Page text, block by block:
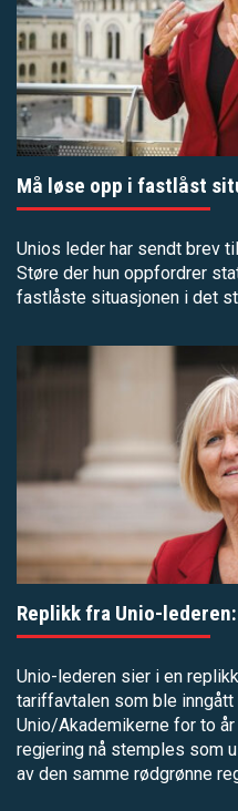
Må løse opp i fastlåst
Unios leder har sendt brev
Støre der hun oppfordrer
fastlåste situasjonen i det
Replikk fra Unio-
Unio-lederen sier i en
tariffavtalen som ble
Unio/Akademikerne for to
regjering nå stemples som
av den samme rødgrønne